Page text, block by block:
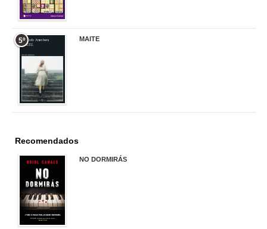
5º MAITE
Recomendados
NO DORMIRÁS